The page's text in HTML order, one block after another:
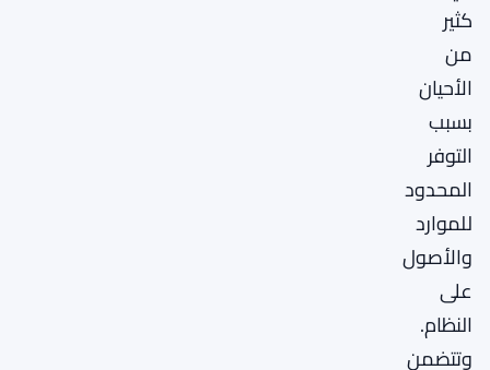
كثير
من
الأحيان
بسبب
التوفر
المحدود
للموارد
والأصول
على
النظام.
وتتضمن